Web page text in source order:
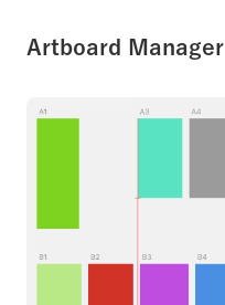
Artboard Manager